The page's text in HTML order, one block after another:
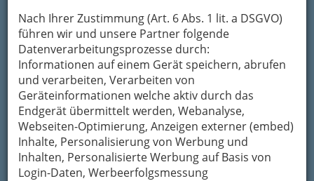
Nach Ihrer Zustimmung (Art. 6 Abs. 1 lit. a DSGVO)
führen wir und unsere Partner folgende
Datenverarbeitungsprozesse durch:
Informationen auf einem Gerät speichern, abrufen
und verarbeiten, Verarbeiten von
Geräteinformationen welche aktiv durch das
Endgerät übermittelt werden, Webanalyse,
Webseiten-Optimierung, Anzeigen externer (embed)
Inhalte, Personalisierung von Werbung und
Inhalten, Personalisierte Werbung auf Basis von
Login-Daten, Werbeerfolgsmessung
Umarbeitungen, Reparaturen, Reinigung,
Aufbewahrungen von Pelzen und Lederwaren
Kategorien